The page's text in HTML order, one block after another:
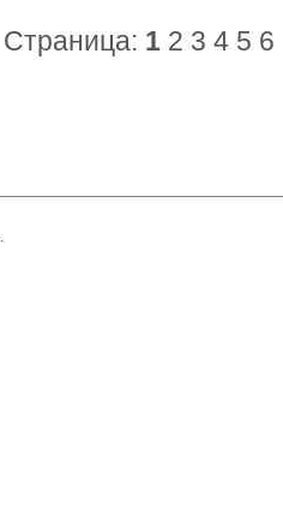
Страница: 1 2 3 4 5 6
.